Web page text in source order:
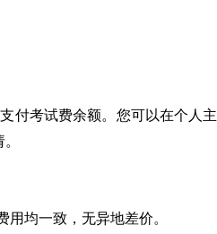
付考试费余额。您可以在个人主
均一致，无异地差价。